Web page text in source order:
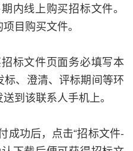
内线上购买招标文件。
目购买文件。
标文件页面务必填写本
、澄清、评标期间等环
到该联系人手机上。
成功后，点击“招标文件-